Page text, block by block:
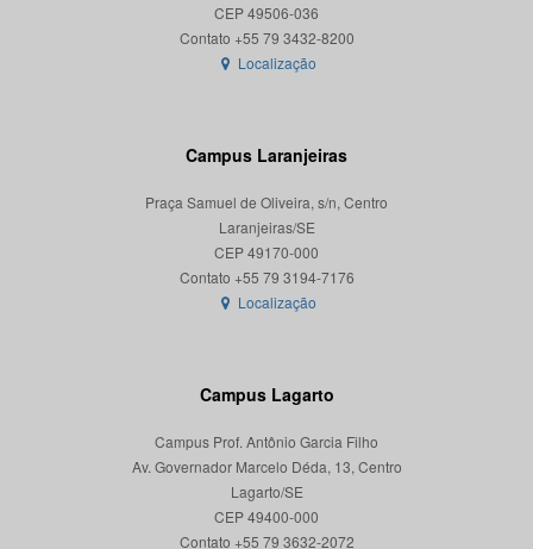
CEP 49506-036
Localização
Campus Laranjeiras
Praça Samuel de Oliveira, s/n, Centro
Laranjeiras/SE
CEP 49170-000
Localização
Campus Lagarto
Campus Prof. Antônio Garcia Filho
Av. Governador Marcelo Déda, 13, Centro
Lagarto/SE
CEP 49400-000